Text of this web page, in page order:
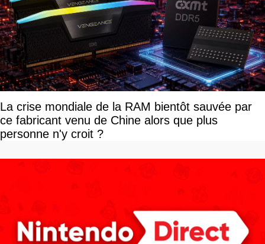
La crise mondiale de la RAM bientôt sauvée par
ce fabricant venu de Chine alors que plus
personne n'y croit ?